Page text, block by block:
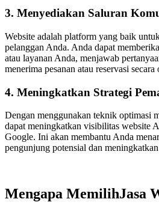
3. Menyediakan Saluran
Website adalah platform yang baik
pelanggan Anda. Anda dapat
atau layanan Anda, menjawab
menerima pesanan atau reservasi secara
4. Meningkatkan Strategi
Dengan menggunakan teknik optimasi
dapat meningkatkan visibilitas website
Google. Ini akan membantu Anda
pengunjung potensial dan
Mengapa MemilihJasa